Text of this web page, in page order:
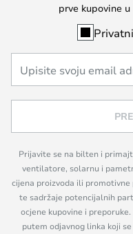
prve kupovine
Prijavite se na bilten i
ventilatore, solarnu i
cijena proizvoda ili
te sadržaje potencijalnih
ocjene kupovine i
putem odjavnog linka koji